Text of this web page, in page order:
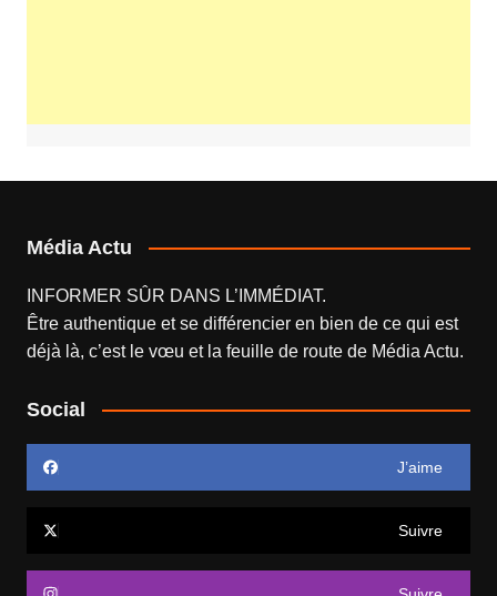
Média Actu
INFORMER SÛR DANS L’IMMÉDIAT.
Être authentique et se différencier en bien de ce qui est
déjà là, c’est le vœu et la feuille de route de Média Actu.
Social
J’aime
Suivre